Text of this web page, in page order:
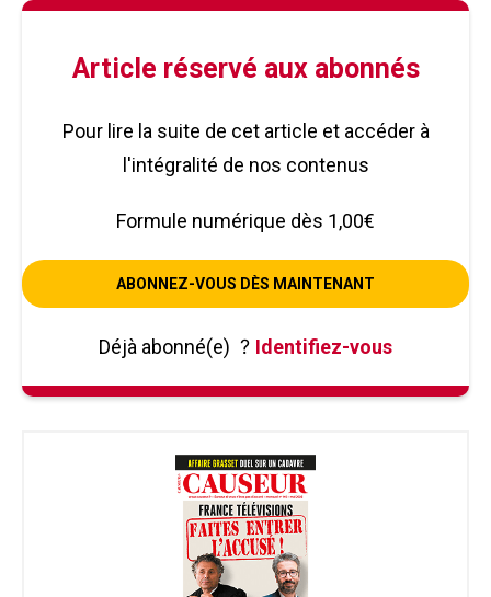
Article réservé aux abonnés
Pour lire la suite de cet article et accéder à
l'intégralité de nos contenus
Formule numérique dès 1,00€
ABONNEZ-VOUS DÈS MAINTENANT
Déjà abonné(e) ? Identifiez-vous